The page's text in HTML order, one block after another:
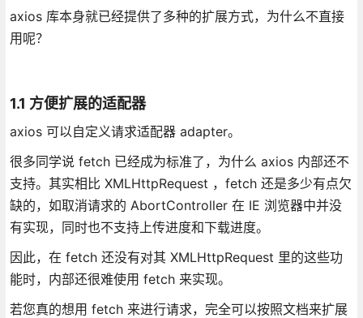
axios 库本身就已经提供了多种的扩展方式，为什么不直接
用呢？
1.1 方便扩展的适配器
axios 可以自定义请求适配器 adapter。
很多同学说 fetch 已经成为标准了，为什么 axios 内部还不
支持。其实相比 XMLHttpRequest ，fetch 还是多少有点欠
缺的，如取消请求的 AbortController 在 IE 浏览器中并没
有实现，同时也不支持上传进度和下载进度。
因此，在 fetch 还没有对其 XMLHttpRequest 里的这些功
能时，内部还很难使用 fetch 来实现。
若您真的想用 fetch 来进行请求，完全可以按照文档来扩展